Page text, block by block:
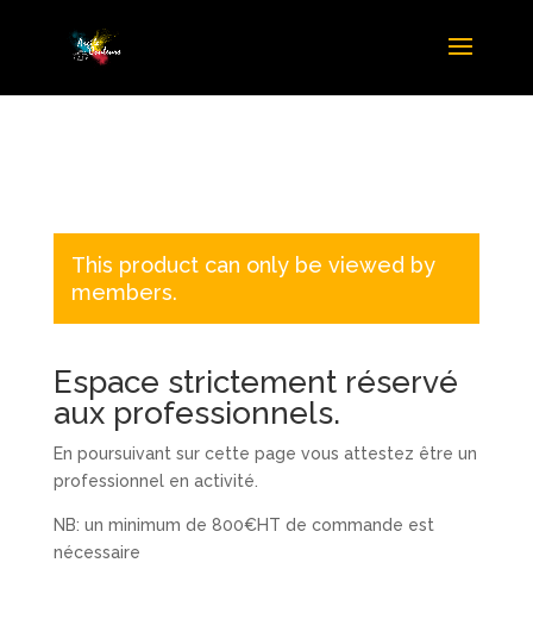
This product can only be viewed by
members.
Espace strictement réservé
aux professionnels.
En poursuivant sur cette page vous attestez être un
professionnel en activité.
NB: un minimum de 800€HT de commande est
nécessaire